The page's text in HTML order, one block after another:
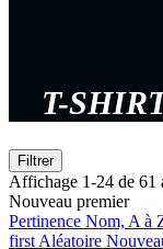
T-
Filtrer
Affichage 1-24 de 61
Nouveau premier
Pertinence Nom, A à
first Aléatoire